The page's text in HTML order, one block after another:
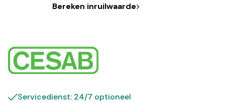
Bereken inruilwaarde
Servicedienst: 24/7 optioneel